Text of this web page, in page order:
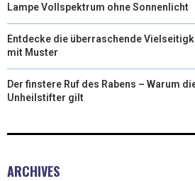
Lampe Vollspektrum ohne Sonnenlicht
Entdecke die überraschende
mit Muster
Der finstere Ruf des Rabens – Warum
Unheilstifter gilt
ARCHIVES